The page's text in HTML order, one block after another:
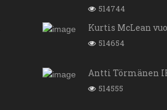
514744
Kurtis McLean
514654
Antti Törmänen
514555